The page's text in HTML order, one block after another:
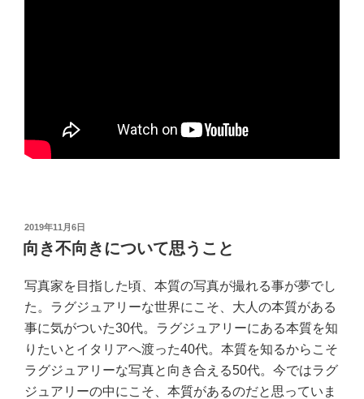
投
稿
日:
2019年11月6日
向き不向きについて思うこと
写真家を目指した頃、本質の写真が撮れる事が夢でし
た。ラグジュアリーな世界にこそ、大人の本質がある
事に気がついた30代。ラグジュアリーにある本質を知
りたいとイタリアへ渡った40代。本質を知るからこそ
ラグジュアリーな写真と向き合える50代。今ではラグ
ジュアリーの中にこそ、本質があるのだと思っていま